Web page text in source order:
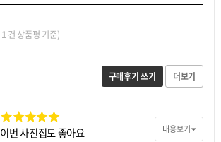
1건 상품평 기준)
구매후기 쓰기 더보기
내용보기
이번 사진집도 좋아요